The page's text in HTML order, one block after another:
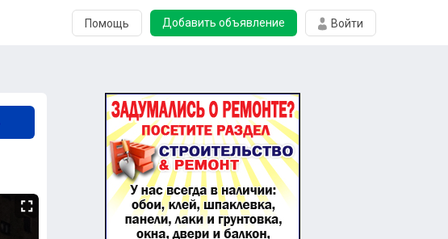
Помощь Добавить объявление Войти